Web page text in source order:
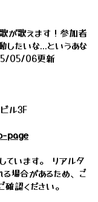
が歌えます！参加者
したいな...というあな
05/06更新
ル3F
page
ています。 リアルタ
場合があるため、ご
認ください。